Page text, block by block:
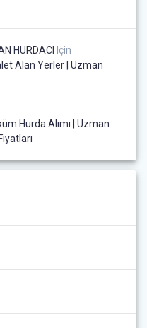
HURDACI
Için
Alan Yerler | Uzman
Hurda Alımı | Uzman